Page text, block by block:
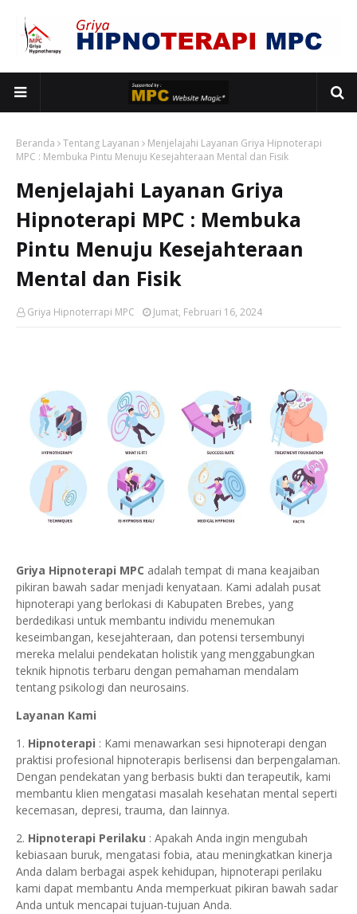
Beranda Tentang Layanan
Menjelajahi Layanan Griya Hipnoterapi
MPC : Membuka Pintu Menuju Kesejahteraan Mental dan Fisik
Menjelajahi Layanan Griya
Hipnoterapi MPC : Membuka
Pintu Menuju Kesejahteraan
Mental dan Fisik
Griya Hipnoterrapi MPC Jumat, Februari 16, 2024
Griya Hipnoterapi MPC adalah tempat di mana keajaiban
pikiran bawah sadar menjadi kenyataan. Kami adalah pusat
hipnoterapi yang berlokasi di Kabupaten Brebes, yang
berdedikasi untuk membantu individu menemukan
keseimbangan, kesejahteraan, dan potensi tersembunyi
mereka melalui pendekatan holistik yang menggabungkan
teknik hipnotis terbaru dengan pemahaman mendalam
tentang psikologi dan neurosains.
Layanan Kami
1. Hipnoterapi : Kami menawarkan sesi hipnoterapi dengan
praktisi profesional hipnoterapis berlisensi dan berpengalaman.
Dengan pendekatan yang berbasis bukti dan terapeutik, kami
membantu klien mengatasi masalah kesehatan mental seperti
kecemasan, depresi, trauma, dan lainnya.
2. Hipnoterapi Perilaku : Apakah Anda ingin mengubah
kebiasaan buruk, mengatasi fobia, atau meningkatkan kinerja
Anda dalam berbagai aspek kehidupan, hipnoterapi perilaku
kami dapat membantu Anda memperkuat pikiran bawah sadar
Anda untuk mencapai tujuan-tujuan Anda.